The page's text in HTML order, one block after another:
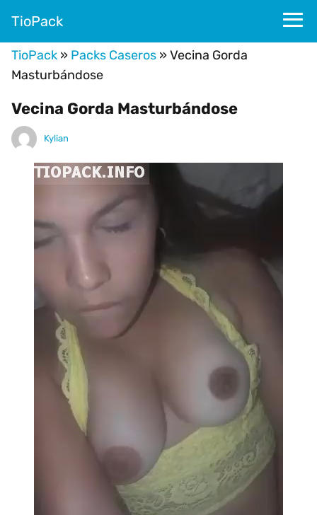
TioPack
TioPack » Packs Caseros »Vecina Gorda
Masturbándose
Vecina Gorda Masturbándose
Kylian